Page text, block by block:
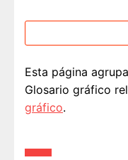
Esta página
Glosario gráfico
gráfico.